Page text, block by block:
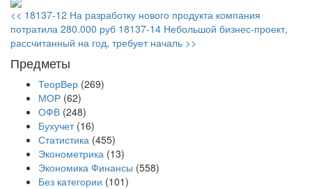
<< 18137-12 На разработку нового продукта компания
потратила 280.000 руб 18137-14 Небольшой бизнес-проект,
рассчитанный на год, требует началь >>
Предметы
ТеорВер (269)
МОР (62)
ОФВ (248)
Бухучет (16)
Статистика (455)
Эконометрика (13)
Экономика Финансы (558)
Без категории (101)